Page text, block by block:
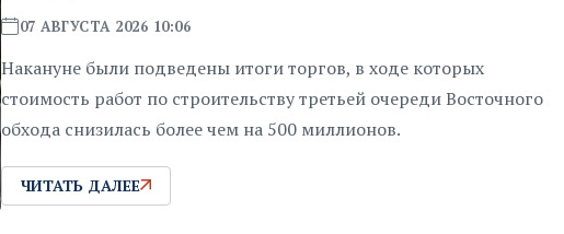
07 АВГУСТА 2026 10:06
Накануне были подведены итоги торгов, в ходе которых
стоимость работ по строительству третьей очереди Восточного
обхода снизилась более чем на 500 миллионов.
ЧИТАТЬ ДАЛЕЕ